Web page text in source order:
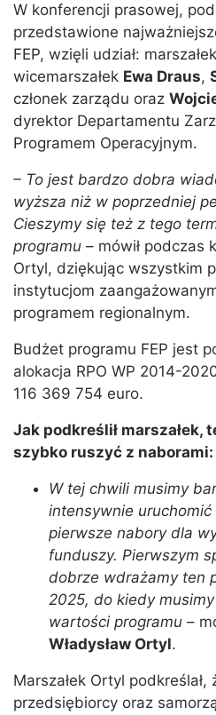
W konferencji prasowej,
przedstawione
FEP, wzięli udział: marszałek
wicemarszałek Ewa Draus,
członek zarządu oraz
dyrektor Departamentu
Programem Operacyjnym.
– To jest bardzo dobra
wyższa niż w poprzedniej
Cieszymy się też z tego
programu – mówił podczas
Ortyl, dziękując wszystkim
instytucjom
programem regionalnym.
Budżet programu FEP jest
alokacja RPO WP 2014-
116 369 754 euro.
Jak podkreślił marszałek,
szybko ruszyć z naborami:
W tej chwili musimy
intensywnie uruchomić
pierwsze nabory dla
funduszy. Pierwszym
dobrze wdrażamy ten
2025, do kiedy
wartości programu –
Władysław Ortyl.
Marszałek Ortyl
przedsiębiorcy oraz